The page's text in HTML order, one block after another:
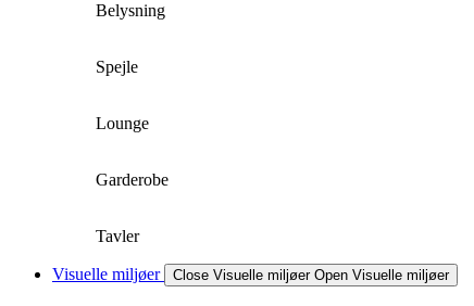
Belysning
Spejle
Lounge
Garderobe
Tavler
Visuelle miljøer Close Visuelle miljøer Open Visuelle miljøer